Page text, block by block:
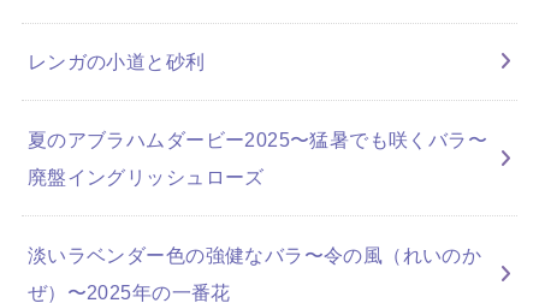
レンガの小道と砂利
夏のアブラハムダービー2025〜猛暑でも咲くバラ〜
廃盤イングリッシュローズ
淡いラベンダー色の強健なバラ〜令の風（れいのか
ぜ）〜2025年の一番花